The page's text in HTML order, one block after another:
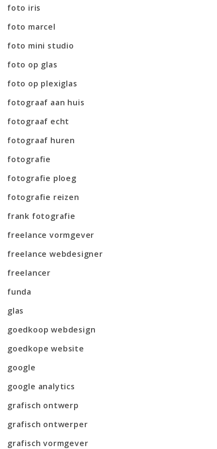
foto iris
foto marcel
foto mini studio
foto op glas
foto op plexiglas
fotograaf aan huis
fotograaf echt
fotograaf huren
fotografie
fotografie ploeg
fotografie reizen
frank fotografie
freelance vormgever
freelance webdesigner
freelancer
funda
glas
goedkoop webdesign
goedkope website
google
google analytics
grafisch ontwerp
grafisch ontwerper
grafisch vormgever